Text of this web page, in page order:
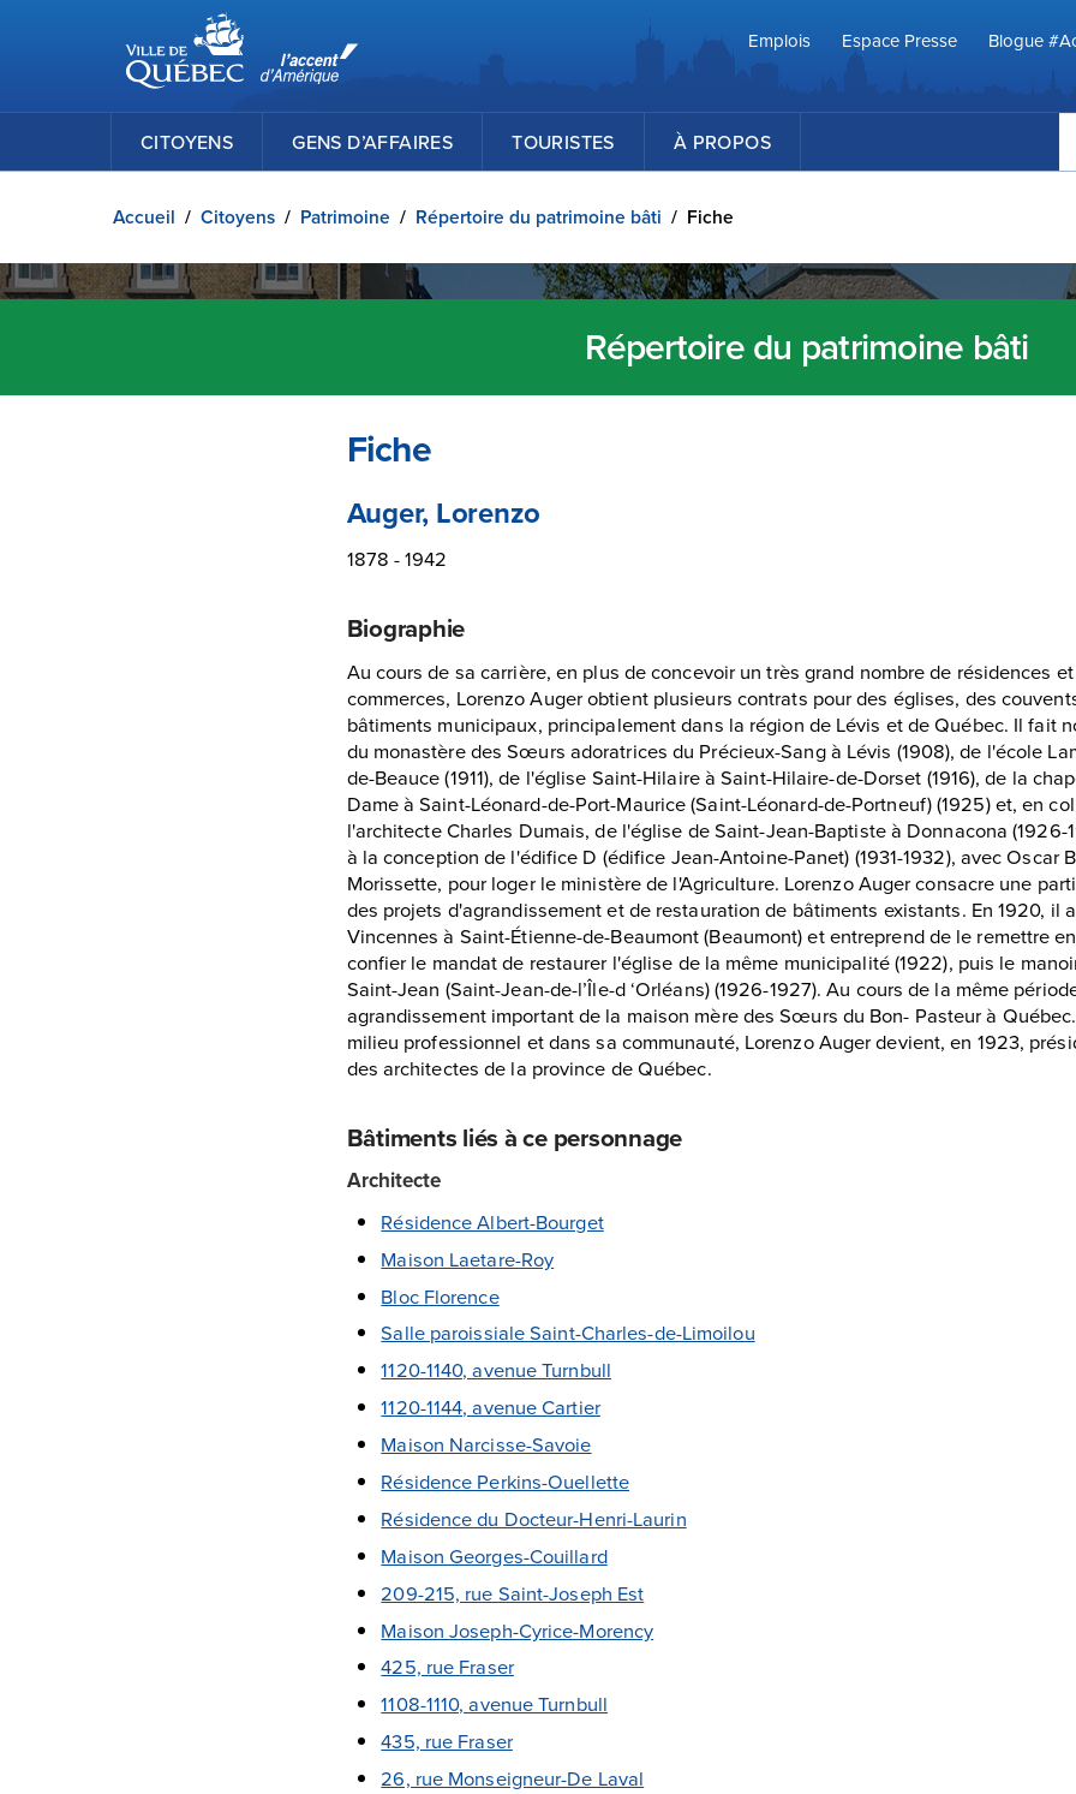
Passer au contenu principal
Ville de Québec
Emplois
Espace Presse Blogue
CITOYENS GENS D’AFFAIRES TOURISTES À PROPOS
Accueil / Citoyens / Patrimoine / Répertoire du patrimoine bâti / Fiche
Répertoire du patrimoine bâti
Fiche
Auger, Lorenzo
1878 - 1942
Biographie
Au cours de sa carrière, en plus de concevoir un très grand nombre de résidences
commerces, Lorenzo Auger obtient plusieurs contrats pour des églises, des
bâtiments municipaux, principalement dans la région de Lévis et de Québec. Il fait
du monastère des Sœurs adoratrices du Précieux-Sang à Lévis (1908), de l'école
de-Beauce (1911), de l'église Saint-Hilaire à Saint-Hilaire-de-Dorset (1916), de la
Dame à Saint-Léonard-de-Port-Maurice (Saint-Léonard-de-Portneuf) (1925) et, en
l'architecte Charles Dumais, de l'église de Saint-Jean-Baptiste à Donnacona (1926-
à la conception de l'édifice D (édifice Jean-Antoine-Panet) (1931-1932), avec Oscar
Morissette, pour loger le ministère de l'Agriculture. Lorenzo Auger consacre une
des projets d'agrandissement et de restauration de bâtiments existants. En 1920, il
Vincennes à Saint-Étienne-de-Beaumont (Beaumont) et entreprend de le remettre
confier le mandat de restaurer l'église de la même municipalité (1922), puis le
Saint-Jean (Saint-Jean-de-l’Île-d ‘Orléans) (1926-1927). Au cours de la même
agrandissement important de la maison mère des Sœurs du Bon- Pasteur à
milieu professionnel et dans sa communauté, Lorenzo Auger devient, en 1923,
des architectes de la province de Québec.
Bâtiments liés à ce personnage
Architecte
Résidence Albert-Bourget
Maison Laetare-Roy
Bloc Florence
Salle paroissiale Saint-Charles-de-Limoilou
1120-1140, avenue Turnbull
1120-1144, avenue Cartier
Maison Narcisse-Savoie
Résidence Perkins-Ouellette
Résidence du Docteur-Henri-Laurin
Maison Georges-Couillard
209-215, rue Saint-Joseph Est
Maison Joseph-Cyrice-Morency
425, rue Fraser
1108-1110, avenue Turnbull
435, rue Fraser
26, rue Monseigneur-De Laval